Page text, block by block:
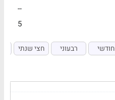
--
5
חודשי רבעוני חצי שנתי